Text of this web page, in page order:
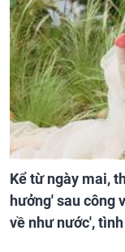
Kể từ ngày mai,
hưởng' sau công
về như nước',